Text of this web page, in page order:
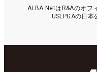
ALBA NetはR&Aのオフ
USLPGAの日本